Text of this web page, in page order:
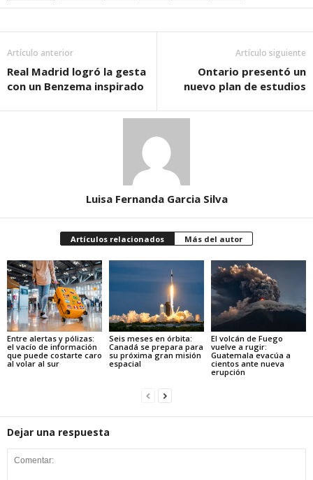
Artículo anterior
Real Madrid logró la gesta
con un Benzema inspirado
Artículo siguiente
Ontario presentó un
nuevo plan de estudios
Luisa Fernanda Garcia Silva
Artículos relacionados Más del autor
Entre alertas y pólizas:
el vacío de información
que puede costarte caro
al volar al sur
Seis meses en órbita:
Canadá se prepara para
su próxima gran misión
espacial
El volcán de Fuego
vuelve a rugir:
Guatemala evacúa a
cientos ante nueva
erupción
Dejar una respuesta